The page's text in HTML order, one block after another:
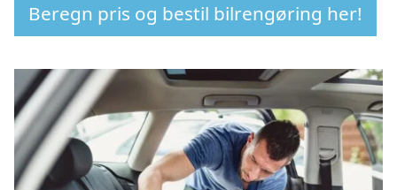
Beregn pris og bestil bilrengøring her!